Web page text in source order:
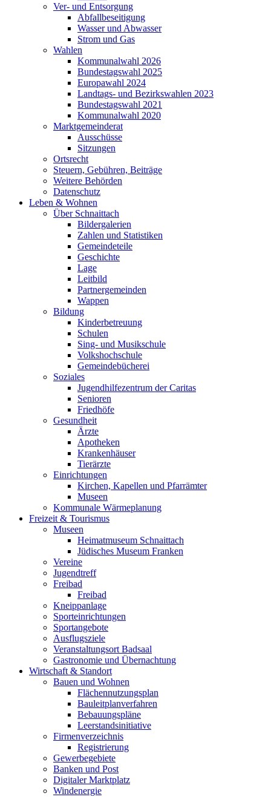
Ver- und Entsorgung
Abfallbeseitigung
Wasser und Abwasser
Strom und Gas
Wahlen
Kommunalwahl 2026
Bundestagswahl 2025
Europawahl 2024
Landtags- und Bezirkswahlen 2023
Bundestagswahl 2021
Kommunalwahl 2020
Marktgemeinderat
Ausschüsse
Sitzungen
Ortsrecht
Steuern, Gebühren, Beiträge
Weitere Behörden
Datenschutz
Leben & Wohnen
Über Schnaittach
Bildergalerien
Zahlen und Statistiken
Gemeindeteile
Geschichte
Lage
Leitbild
Partnergemeinden
Wappen
Bildung
Kinderbetreuung
Schulen
Sing- und Musikschule
Volkshochschule
Gemeindebücherei
Soziales
Jugendhilfezentrum der Caritas
Senioren
Friedhöfe
Gesundheit
Ärzte
Apotheken
Krankenhäuser
Tierärzte
Einrichtungen
Kirchen, Kapellen und Pfarrämter
Museen
Kommunale Wärmeplanung
Freizeit & Tourismus
Museen
Heimatmuseum Schnaittach
Jüdisches Museum Franken
Vereine
Jugendtreff
Freibad
Freibad
Kneippanlage
Sporteinrichtungen
Sportangebote
Ausflugsziele
Veranstaltungsort Badsaal
Gastronomie und Übernachtung
Wirtschaft & Standort
Bauen und Wohnen
Flächennutzungsplan
Bauleitplanverfahren
Bebauungspläne
Leerstandsinitiative
Firmenverzeichnis
Registrierung
Gewerbegebiete
Banken und Post
Digitaler Marktplatz
Windenergie